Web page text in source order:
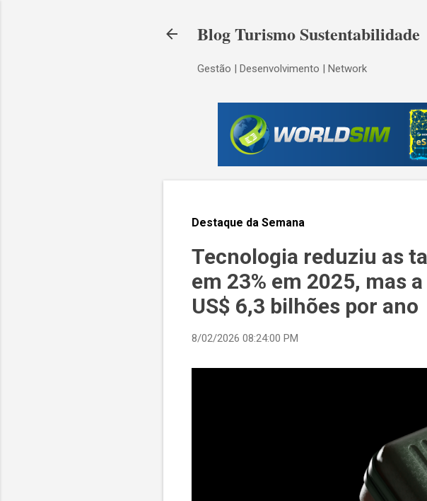
Blog Turismo Sustentabilidade
Gestão | Desenvolvimento | Network
Destaque da Semana
Tecnologia reduziu as
em 23% em 2025, mas
US$ 6,3 bilhões por ano
8/02/2026 08:24:00 PM